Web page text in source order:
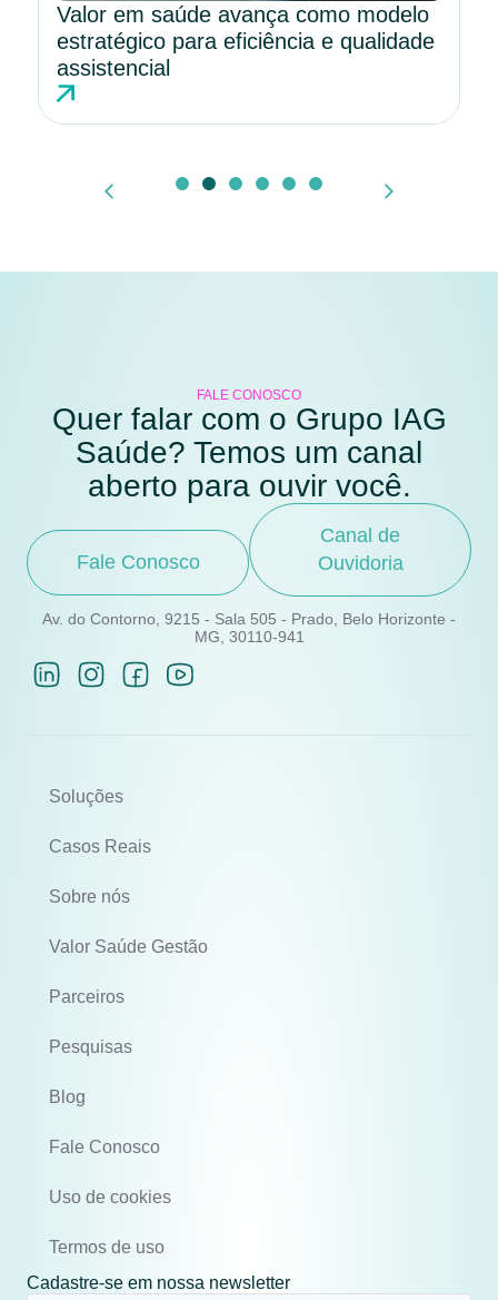
Valor em saúde avança como modelo
estratégico para eficiência e qualidade
assistencial
FALE CONOSCO
Quer falar com o Grupo IAG
Saúde? Temos um canal
aberto para ouvir você.
Fale Conosco
Canal de
Ouvidoria
Av. do Contorno, 9215 - Sala 505 - Prado, Belo Horizonte -
MG, 30110-941
Soluções
Casos Reais
Sobre nós
Valor Saúde Gestão
Parceiros
Pesquisas
Blog
Fale Conosco
Uso de cookies
Termos de uso
Cadastre-se em nossa newsletter